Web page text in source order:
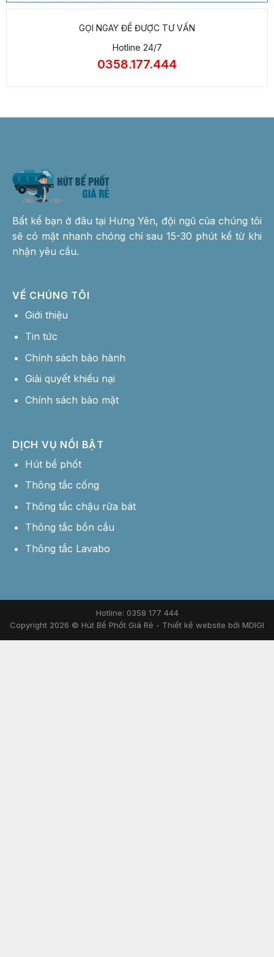
GỌI NGAY ĐỂ ĐƯỢC TƯ VẤN
Hotline 24/7
0358.177.444
Bất kể bạn ở đâu tại Hưng Yên, đội ngũ của chúng tôi
sẽ có mặt nhanh chóng chỉ sau 15-30 phút kể từ khi
nhận yêu cầu.
VỀ CHÚNG TÔI
Giới thiệu
Tin tức
Chính sách bảo hành
Giải quyết khiếu nại
Chính sách bảo mật
DỊCH VỤ NỔI BẬT
Hút bể phốt
Thông tắc cống
Thông tắc chậu rửa bát
Thông tắc bồn cầu
Thông tắc Lavabo
Hotline: 0358 177 444
Copyright 2026 © Hút Bể Phốt Giá Rẻ - Thiết kế website bởi MDIGI